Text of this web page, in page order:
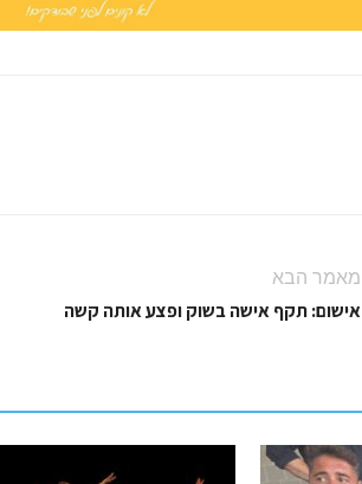
מאמר הבא
אישום: תקף אישה בשוק ופצע אותה קשה